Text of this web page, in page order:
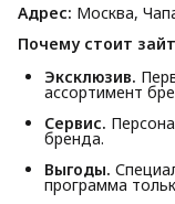
Адрес: Москва,
Почему стоит
Эксклюзив.
ассортимент
Сервис.
бренда.
Выгоды.
программа